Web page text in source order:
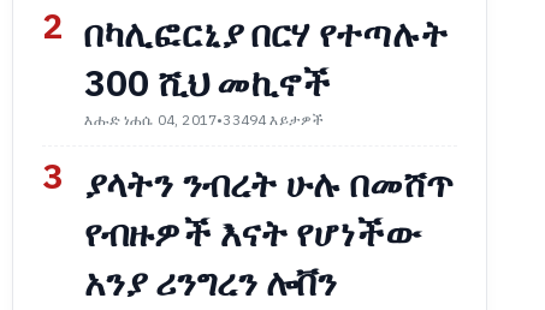
2 በካሊፎርኒያ በርሃ የተጣሉት
300 ሺህ መኪኖች
እሑድ ነሐሴ 04, 2017•33494 እይታዎች
3 ያላትን ንብረት ሁሉ በመሸጥ
የብዙዎች እናት የሆነችው
አንያ ሪንግረን ሎቨን